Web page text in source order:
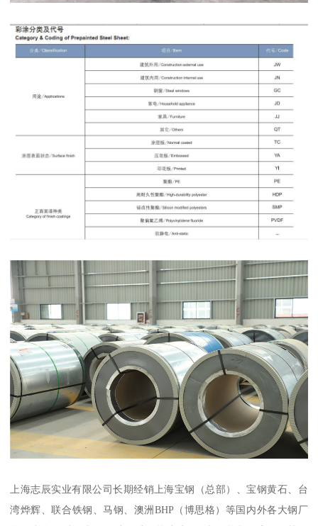
上海志辰实业有限公司长期经销上海宝钢（总部）、宝钢黄石、台
湾烨辉、联合铁钢、马钢、澳洲BHP（博思格）等国内外各大钢厂